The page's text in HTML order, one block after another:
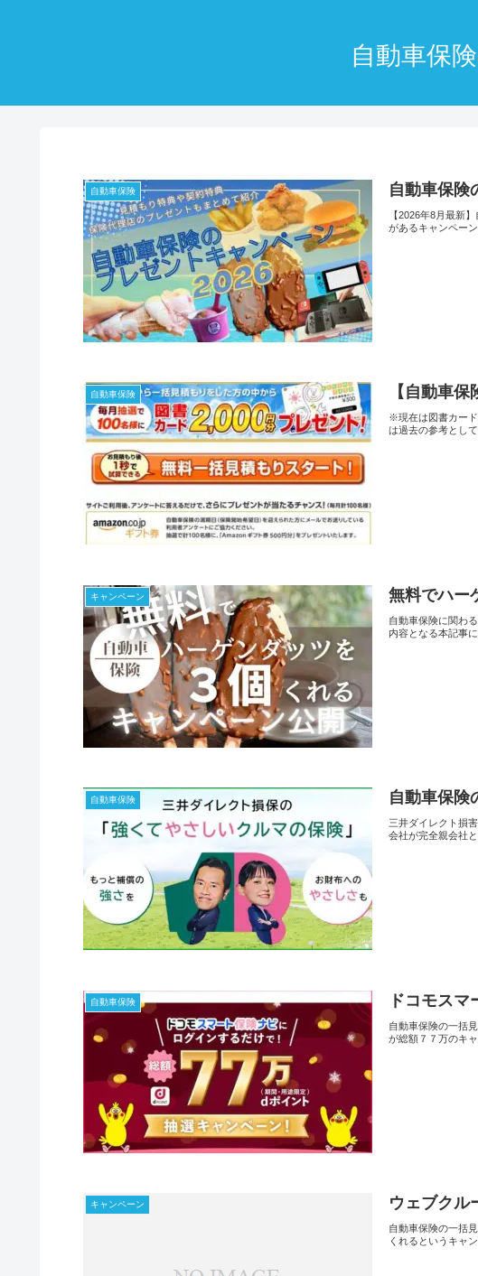
自動車保
自動車保険 自動車保険
【2026年8月最新
があるキャンペー
自動車保険 【自動車
※現在は図書カー
は過去の参考とし
キャンペーン 無料でハー
自動車保険に関わ
内容となる本記事
自動車保険 自動車保険
三井ダイレクト損
会社が完全親会社
自動車保険 ドコモス
自動車保険の一括
が総額７７万のキ
キャンペーン ウェブクル
自動車保険の一括
くれるというキャ